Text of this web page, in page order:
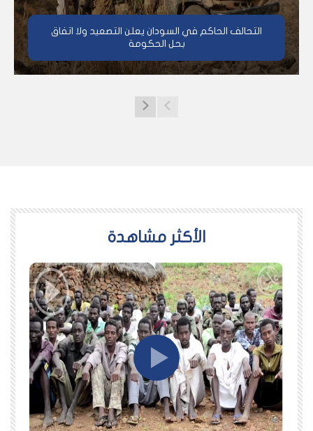
التحالف الحاكم في السودان يعلن التصعيد ولا اتفاق
بحل الحكومة
اﻷكثر مشاهدة